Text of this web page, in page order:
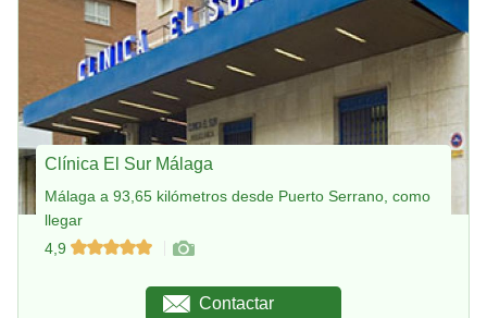
Clínica El Sur Málaga
Málaga a 93,65 kilómetros desde Puerto Serrano, como
llegar
4,9
Contactar